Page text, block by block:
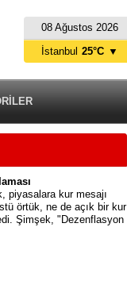
08 Ağustos 2026
İstanbul 25°C ▼
piyasalara kur mesajı
örtük, ne de açık bir kur
Şimşek, "Dezenflasyon